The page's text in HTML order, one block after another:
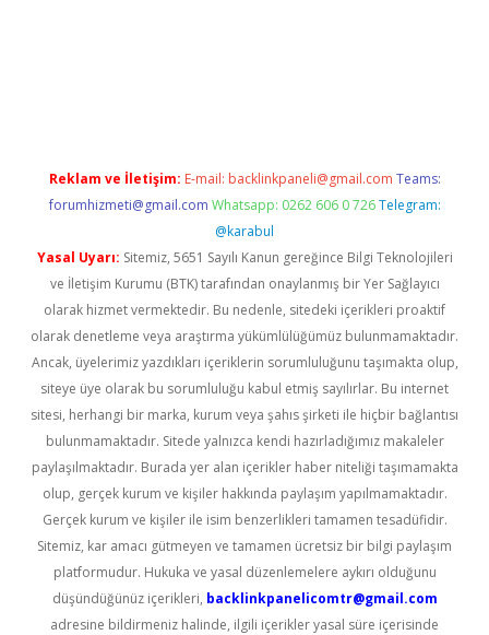
Reklam ve İletişim: E-mail: backlinkpaneli@gmail.com Teams:
forumhizmeti@gmail.com Whatsapp: 0262 606 0 726 Telegram:
@karabul
Yasal Uyarı: Sitemiz, 5651 Sayılı Kanun gereğince Bilgi Teknolojileri
ve İletişim Kurumu (BTK) tarafından onaylanmış bir Yer Sağlayıcı
olarak hizmet vermektedir. Bu nedenle, sitedeki içerikleri proaktif
olarak denetleme veya araştırma yükümlülüğümüz bulunmamaktadır.
Ancak, üyelerimiz yazdıkları içeriklerin sorumluluğunu taşımakta olup,
siteye üye olarak bu sorumluluğu kabul etmiş sayılırlar. Bu internet
sitesi, herhangi bir marka, kurum veya şahıs şirketi ile hiçbir bağlantısı
bulunmamaktadır. Sitede yalnızca kendi hazırladığımız makaleler
paylaşılmaktadır. Burada yer alan içerikler haber niteliği taşımamakta
olup, gerçek kurum ve kişiler hakkında paylaşım yapılmamaktadır.
Gerçek kurum ve kişiler ile isim benzerlikleri tamamen tesadüfidir.
Sitemiz, kar amacı gütmeyen ve tamamen ücretsiz bir bilgi paylaşım
platformudur. Hukuka ve yasal düzenlemelere aykırı olduğunu
düşündüğünüz içerikleri, backlinkpanelicomtr@gmail.com
adresine bildirmeniz halinde, ilgili içerikler yasal süre içerisinde